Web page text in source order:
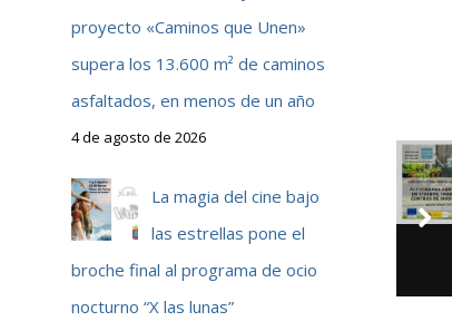
proyecto «Caminos que Unen»
supera los 13.600 m² de caminos
asfaltados, en menos de un año
4 de agosto de 2026
La magia del cine bajo
las estrellas pone el
broche final al programa de ocio
nocturno “X las lunas”